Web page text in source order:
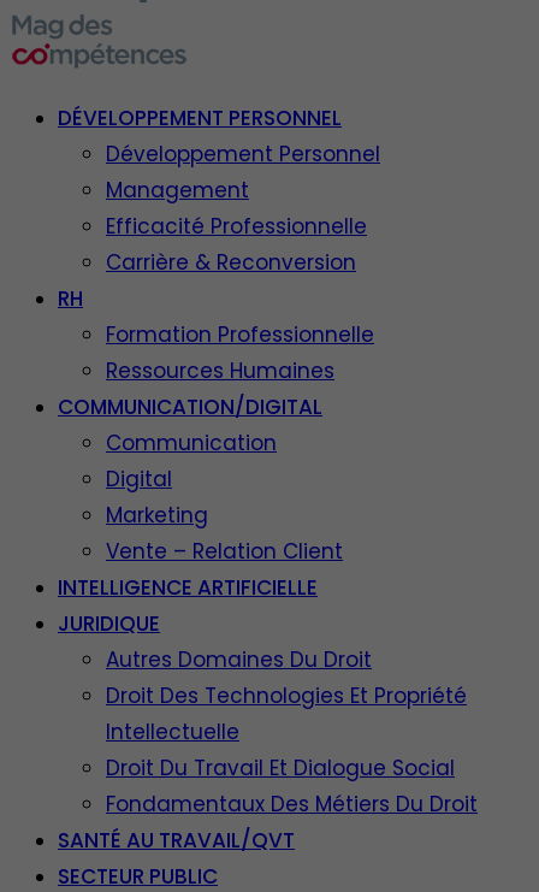
DÉVELOPPEMENT PERSONNEL
Développement Personnel
Management
Efficacité Professionnelle
Carrière & Reconversion
RH
Formation Professionnelle
Ressources Humaines
COMMUNICATION/DIGITAL
Communication
Digital
Marketing
Vente – Relation Client
INTELLIGENCE ARTIFICIELLE
JURIDIQUE
Autres Domaines Du Droit
Droit Des Technologies Et Propriété
Intellectuelle
Droit Du Travail Et Dialogue Social
Fondamentaux Des Métiers Du Droit
SANTÉ AU TRAVAIL/QVT
SECTEUR PUBLIC